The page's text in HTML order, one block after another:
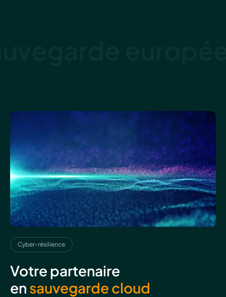
Cyber-résilience
Votre partenaire
en sauvegarde cloud